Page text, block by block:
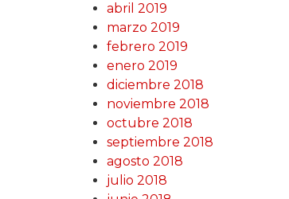
abril 2019
marzo 2019
febrero 2019
enero 2019
diciembre 2018
noviembre 2018
octubre 2018
septiembre 2018
agosto 2018
julio 2018